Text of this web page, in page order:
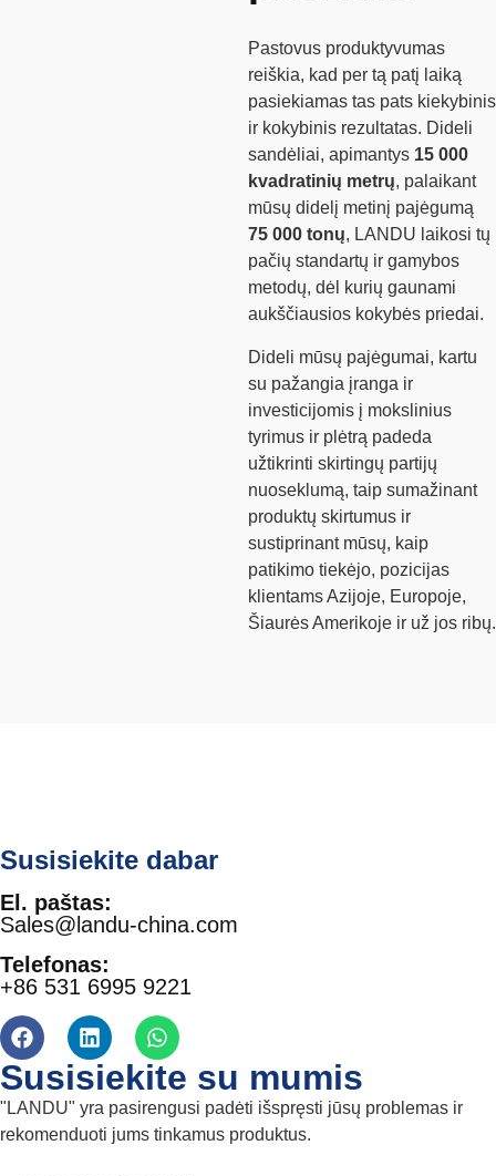
Pastovus produktyvumas
reiškia, kad per tą patį laiką
pasiekiamas tas pats kiekybinis
ir kokybinis rezultatas. Dideli
sandėliai, apimantys 15 000
kvadratinių metrų, palaikant
mūsų didelį metinį pajėgumą
75 000 tonų, LANDU laikosi tų
pačių standartų ir gamybos
metodų, dėl kurių gaunami
aukščiausios kokybės priedai.
Dideli mūsų pajėgumai, kartu
su pažangia įranga ir
investicijomis į mokslinius
tyrimus ir plėtrą padeda
užtikrinti skirtingų partijų
nuoseklumą, taip sumažinant
produktų skirtumus ir
sustiprinant mūsų, kaip
patikimo tiekėjo, pozicijas
klientams Azijoje, Europoje,
Šiaurės Amerikoje ir už jos ribų.
Susisiekite dabar
El. paštas:
Sales@landu-china.com
Telefonas:
+86 531 6995 9221
Susisiekite su mumis
"LANDU" yra pasirengusi padėti išspręsti jūsų problemas ir
rekomenduoti jums tinkamus produktus.